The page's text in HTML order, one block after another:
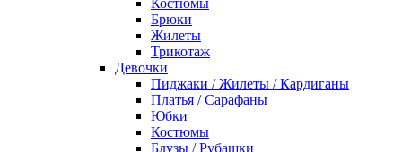
Брюки
Жилеты
Трикотаж
Девочки
Пиджаки / Жилеты / Кардиганы
Платья / Сарафаны
Юбки
Костюмы
Блузы / Рубашки